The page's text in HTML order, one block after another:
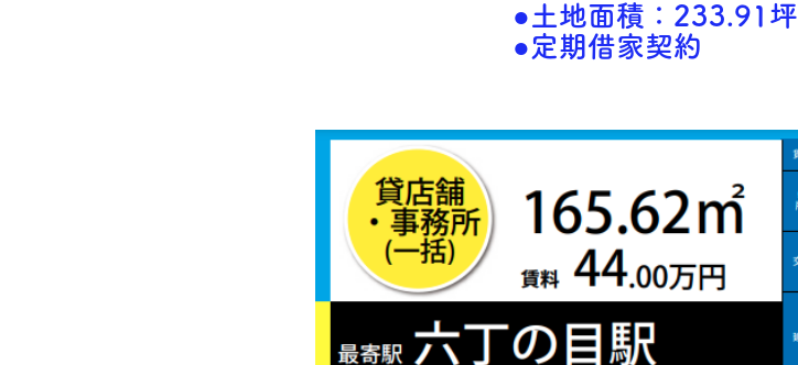
●土地面積：233.91坪
●定期借家契約